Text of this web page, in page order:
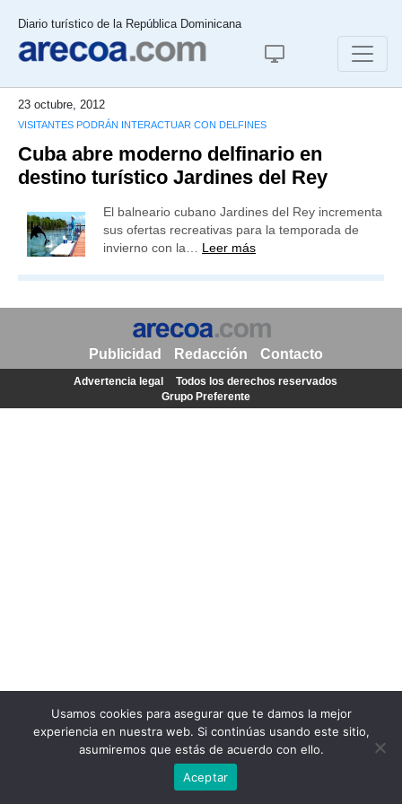
Diario turístico de la República Dominicana
23 octubre, 2012
VISITANTES PODRÁN INTERACTUAR CON DELFINES
Cuba abre moderno delfinario en
destino turístico Jardines del Rey
El balneario cubano Jardines del Rey incrementa
sus ofertas recreativas para la temporada de
invierno con la… Leer más
Usamos cookies para asegurar que te damos la mejor
experiencia en nuestra web. Si continúas usando este sitio,
asumiremos que estás de acuerdo con ello.
Aceptar
Publicidad Redacción Contacto
Advertencia legal
Todos los derechos reservados
Grupo Preferente